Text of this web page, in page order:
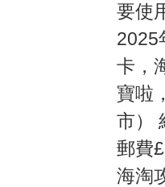
要使
2025
卡，
寶啦
市）
郵費
海淘